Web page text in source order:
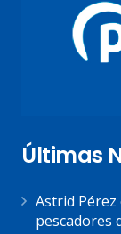
Últimas
Astrid Pérez
pescadores